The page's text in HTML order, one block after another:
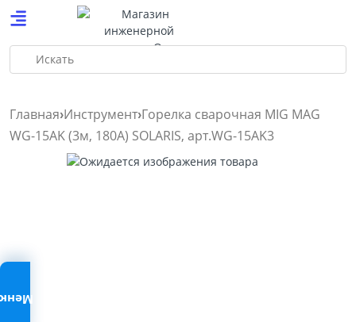
Искать
Главная Инструмент Горелка сварочная MIG MAG
WG-15AK (3м, 180А) SOLARIS, арт.WG-15AK3